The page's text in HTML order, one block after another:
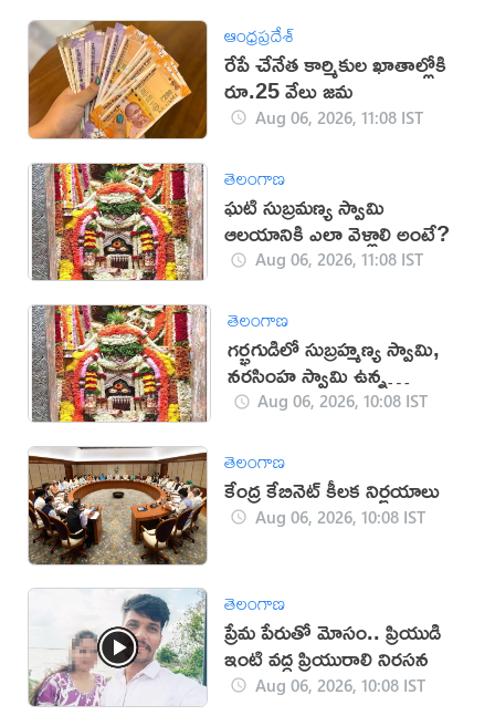
ఆంధ్రప్రదేశ్
రేపే చేనేత కార్మికుల ఖాతాల్లోకి
రూ.25 వేలు జమ
Aug 06, 2026, 11:08 IST
తెలంగాణ
ఘటి సుబ్రమణ్య స్వామి
ఆలయానికి ఎలా వెళ్లాలి అంటే?
Aug 06, 2026, 11:08 IST
తెలంగాణ
గర్భగుడిలో సుబ్రహ్మణ్య స్వామి,
నరసింహ స్వామి ఉన్న
దేవాలయం ఇదే
Aug 06, 2026, 10:08 IST
తెలంగాణ
కేంద్ర కేబినెట్ కీలక నిర్ణయాలు
Aug 06, 2026, 10:08 IST
తెలంగాణ
ప్రేమ పేరుతో మోసం.. ప్రియుడి
ఇంటి వద్ద ప్రియురాలి నిరసన
Aug 06, 2026, 10:08 IST